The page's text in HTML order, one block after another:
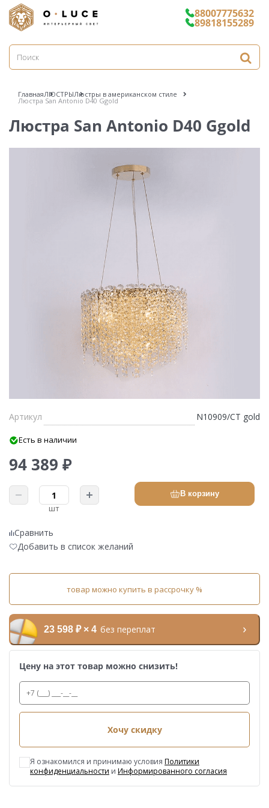
88007775632
89818155289
ГлавнаяЛЮСТРЫЛюстры в американском стиле
Люстра San Antonio D40 Ggold
Люстра San Antonio D40 Ggold
Артикул N10909/CT gold
Есть в наличии
94 389 ₽
шт
В корзину
Сравнить
Добавить в список желаний
товар можно купить в рассрочку %
23 598 ₽ × 4 без переплат
Цену на этот товар можно снизить!
Хочу скидку
Я ознакомился и принимаю условия Политики
конфиденциальности и Информированного согласия